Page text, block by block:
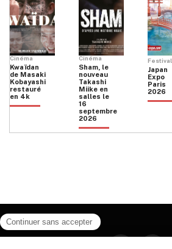
Cinéma
Kwaïdan
de Masaki
Kobayashi
restauré
en 4k
Cinéma
Sham, le
nouveau
Takashi
Miike en
salles le
16
septembre
2026
Festival
Japan
Expo
Paris
2026